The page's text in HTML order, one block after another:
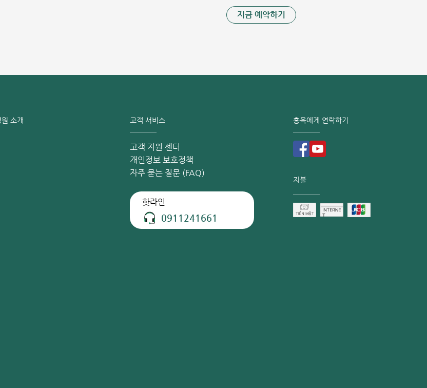
다. 그러나 연구 결과에 따르면, 이 질환은 주로 내분
, 해당 질환 발병 위험은 3배 더 높습니다.
로이드 생성 과정을 교란시킬 수 있습니다. 이는 성인
사람은 난소 낭종 발생 위험이 4배 더 높습니다.
지금 예약하기
소개 고객 서비스
고객 지원 센터
개인정보 보호정책
자주 묻는 질문 (FAQ)
핫라인
0911241661
홍옥에게 연락하기
지불